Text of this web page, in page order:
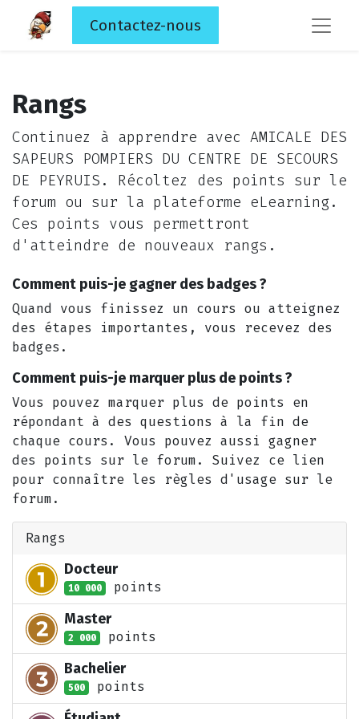
Contactez-nous
Rangs
Continuez à apprendre avec AMICALE DES
SAPEURS POMPIERS DU CENTRE DE SECOURS
DE PEYRUIS. Récoltez des points sur le
forum ou sur la plateforme eLearning.
Ces points vous permettront
d'atteindre de nouveaux rangs.
Comment puis-je gagner des badges ?
Quand vous finissez un cours ou atteignez
des étapes importantes, vous recevez des
badges.
Comment puis-je marquer plus de points ?
Vous pouvez marquer plus de points en
répondant à des questions à la fin de
chaque cours. Vous pouvez aussi gagner
des points sur le forum. Suivez ce lien
pour connaître les règles d'usage sur le
forum.
Rangs
Docteur
10 000 points
Master
2 000 points
Bachelier
500 points